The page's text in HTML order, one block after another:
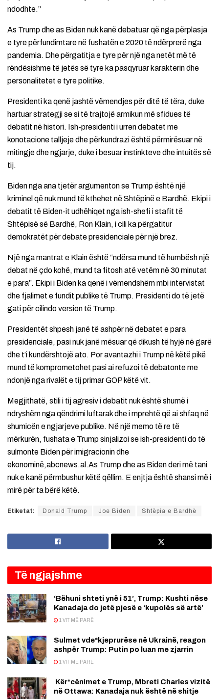
ndodhte.”
As Trump dhe as Biden nuk kanë debatuar që nga përplasja
e tyre përfundimtare në fushatën e 2020 të ndërprerë nga
pandemia. Dhe përgatitja e tyre për një nga netët më të
rëndësishme të jetës së tyre ka pasqyruar karakterin dhe
personalitetet e tyre politike.
Presidenti ka qenë jashtë vëmendjes për ditë të tëra, duke
hartuar strategji se si të trajtojë armikun më sfidues të
debatit në histori. Ish-presidenti i urren debatet me
konotacione talljeje dhe përkundrazi është përmirësuar në
mitingje dhe ngjarje, duke i besuar instinkteve dhe intuitës së
tij.
Biden nga ana tjetër argumenton se Trump është një
kriminel që nuk mund të kthehet në Shtëpinë e Bardhë. Ekipi i
debatit të Biden-it udhëhiqet nga ish-shefi i stafit të
Shtëpisë së Bardhë, Ron Klain, i cili ka përgatitur
demokratët për debate presidenciale për një brez.
Një nga mantrat e Klain është “ndërsa mund të humbësh një
debat në çdo kohë, mund ta fitosh atë vetëm në 30 minutat
e para”. Ekipi i Biden ka qenë i vëmendshëm mbi intervistat
dhe fjalimet e fundit publike të Trump. Presidenti do të jetë
gati për cilindo version të Trump.
Presidentët shpesh janë të ashpër në debatet e para
presidenciale, pasi nuk janë mësuar që dikush të hyjë në garë
dhe t’i kundërshtojë ato. Por avantazhi i Trump në këtë pikë
mund të komprometohet pasi ai refuzoi të debatonte me
ndonjë nga rivalët e tij primar GOP këtë vit.
Megjithatë, stili i tij agresiv i debatit nuk është shumë i
ndryshëm nga qëndrimi luftarak dhe i mprehtë që ai shfaq në
shumicën e ngjarjeve publike. Në një memo të re të
mërkurën, fushata e Trump sinjalizoi se ish-presidenti do të
sulmonte Biden për imigracionin dhe
ekonominë,abcnews.al.As Trump dhe as Biden deri më tani
nuk e kanë përmbushur këtë qëllim. E enjtja është shansi më i
mirë për ta bërë këtë.
Etiketat: Donald Trump Joe Biden Shtëpia e Bardhë
Të ngjajshme
‘Bëhuni shteti ynë i 51’, Trump: Kushti nëse
Kanadaja do jetë pjesë e ‘kupolës së artë’
1 VIT MË PARË
Sulmet vde*kjeprurëse në Ukrainë, reagon
ashpër Trump: Putin po luan me zjarrin
1 VIT MË PARË
Kër*cënimet e Trump, Mbreti Charles vizitë
në Ottawa: Kanadaja nuk është në shitje